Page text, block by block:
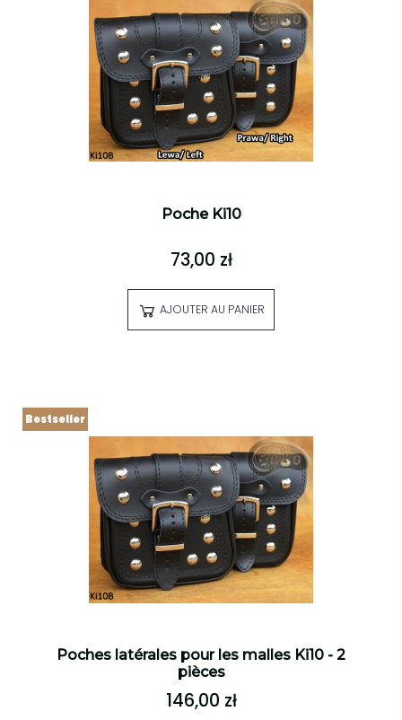
Poche Ki10
73,00 zł
AJOUTER AU PANIER
Poches latérales pour les malles Ki10 - 2
pièces
146,00 zł
Bestseller